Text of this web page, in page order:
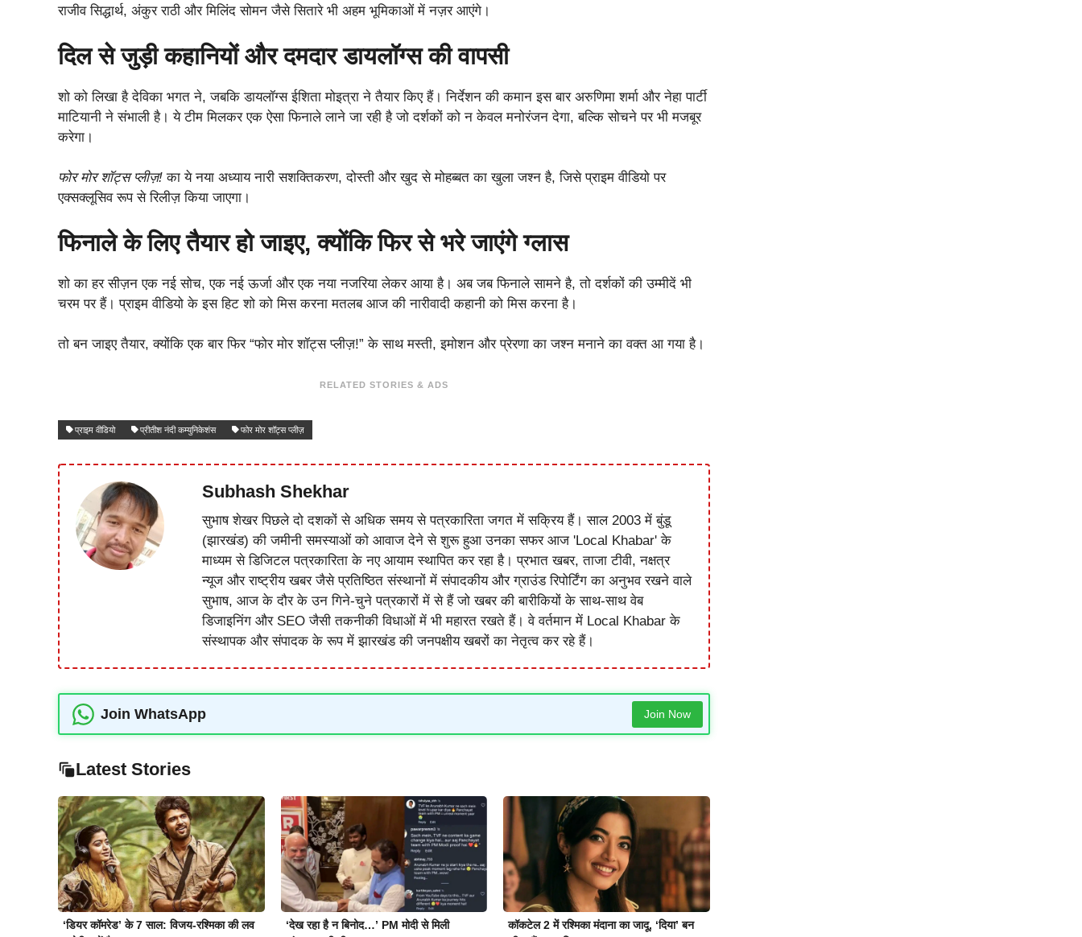
राजीव सिद्धार्थ, अंकुर राठी और मिलिंद सोमन जैसे सितारे भी अहम भूमिकाओं में नज़र आएंगे।
दिल से जुड़ी कहानियों और दमदार डायलॉग्स की वापसी
शो को लिखा है देविका भगत ने, जबकि डायलॉग्स ईशिता मोइत्रा ने तैयार किए हैं। निर्देशन की कमान इस बार अरुणिमा शर्मा और नेहा पार्टी
माटियानी ने संभाली है। ये टीम मिलकर एक ऐसा फिनाले लाने जा रही है जो दर्शकों को न केवल मनोरंजन देगा, बल्कि सोचने पर भी मजबूर
करेगा।
फोर मोर शॉट्स प्लीज़! का ये नया अध्याय नारी सशक्तिकरण, दोस्ती और खुद से मोहब्बत का खुला जश्न है, जिसे प्राइम वीडियो पर
एक्सक्लूसिव रूप से रिलीज़ किया जाएगा।
फिनाले के लिए तैयार हो जाइए, क्योंकि फिर से भरे जाएंगे ग्लास
शो का हर सीज़न एक नई सोच, एक नई ऊर्जा और एक नया नजरिया लेकर आया है। अब जब फिनाले सामने है, तो दर्शकों की उम्मीदें भी
चरम पर हैं। प्राइम वीडियो के इस हिट शो को मिस करना मतलब आज की नारीवादी कहानी को मिस करना है।
तो बन जाइए तैयार, क्योंकि एक बार फिर “फोर मोर शॉट्स प्लीज़!” के साथ मस्ती, इमोशन और प्रेरणा का जश्न मनाने का वक्त आ गया है।
RELATED STORIES & ADS
प्राइम वीडियो प्रीतीश नंदी कम्युनिकेशंस फोर मोर शॉट्स प्लीज़
Subhash Shekhar
सुभाष शेखर पिछले दो दशकों से अधिक समय से पत्रकारिता जगत में सक्रिय हैं। साल 2003 में बुंडू
(झारखंड) की जमीनी समस्याओं को आवाज देने से शुरू हुआ उनका सफर आज 'Local Khabar' के
माध्यम से डिजिटल पत्रकारिता के नए आयाम स्थापित कर रहा है। प्रभात खबर, ताजा टीवी, नक्षत्र
न्यूज और राष्ट्रीय खबर जैसे प्रतिष्ठित संस्थानों में संपादकीय और ग्राउंड रिपोर्टिंग का अनुभव रखने वाले
सुभाष, आज के दौर के उन गिने-चुने पत्रकारों में से हैं जो खबर की बारीकियों के साथ-साथ वेब
डिजाइनिंग और SEO जैसी तकनीकी विधाओं में भी महारत रखते हैं। वे वर्तमान में Local Khabar के
संस्थापक और संपादक के रूप में झारखंड की जनपक्षीय खबरों का नेतृत्व कर रहे हैं।
Join WhatsApp Join Now
Latest Stories
‘डियर कॉमरेड’ के 7 साल: विजय-रश्मिका की लव
‘देख रहा है न बिनोद…’ PM मोदी से मिली
कॉकटेल 2 में रश्मिका मंदाना का जादू, ‘दिया’ बन